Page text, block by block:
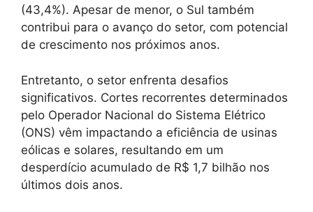
(43,4%). Apesar de menor, o Sul também
contribui para o avanço do setor, com potencial
de crescimento nos próximos anos.
Entretanto, o setor enfrenta desafios
significativos. Cortes recorrentes determinados
pelo Operador Nacional do Sistema Elétrico
(ONS) vêm impactando a eficiência de usinas
eólicas e solares, resultando em um
desperdício acumulado de R$ 1,7 bilhão nos
últimos dois anos.